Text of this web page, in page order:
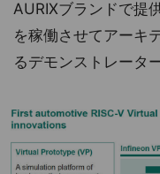
AURIXブランドで提
を稼働させてアーキ
るデモンストレータ